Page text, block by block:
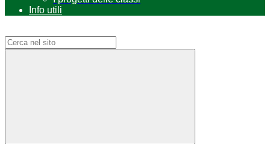
Info utili